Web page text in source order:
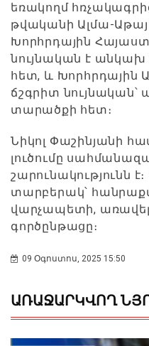
եռակողմ
թվականի Ալմա-
Խորհրդային
նույնական է
հետ, և Խորհրդային
ճշգրիտ
տարածքի հետ։
Նիկոլ Փաշինյանի
լուծումը
շարունակությունն
տարբերակ՝
վարչապետի,
գործընթացը։
09 Օգոստոս, 2025 15:50
ԱՌԱՋԱՐԿՎՈՂ